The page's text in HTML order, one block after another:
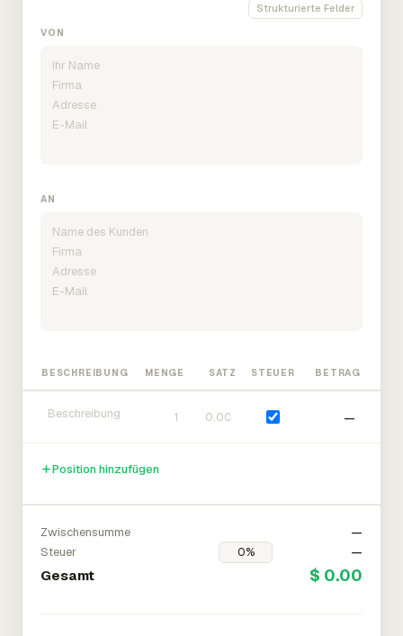
Strukturierte Felder
VON
AN
BESCHREIBUNG MENGE SATZ STEUER BETRAG
—
Position hinzufügen
Zwischensumme
—
Steuer
—
Gesamt $ 0.00